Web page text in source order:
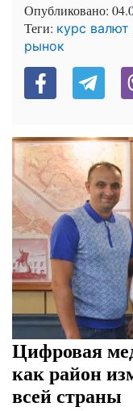
Опубликовано:
Теги: курс валют
рынок
Цифровая
как район
всей страны